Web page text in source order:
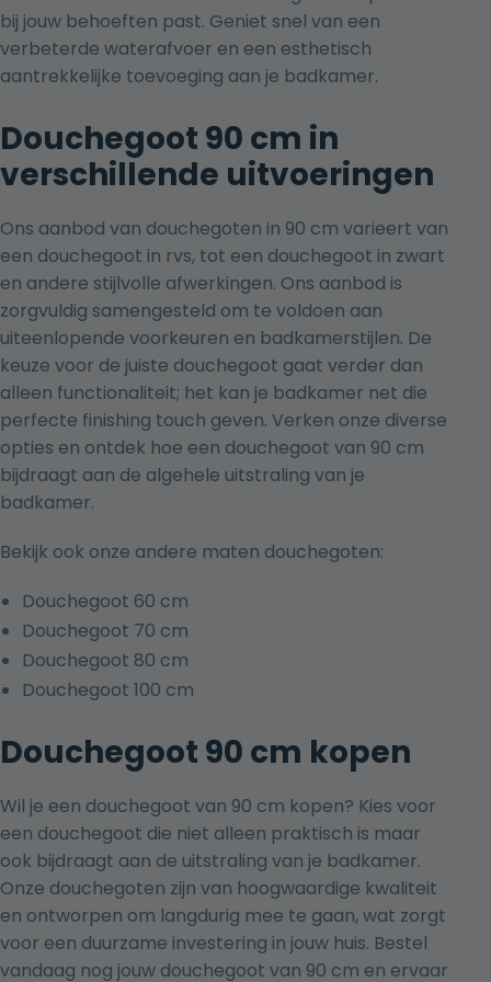
bij jouw behoeften past. Geniet snel van een
verbeterde waterafvoer en een esthetisch
aantrekkelijke toevoeging aan je badkamer.
Douchegoot 90 cm in
verschillende uitvoeringen
Ons aanbod van douchegoten in 90 cm varieert van
een douchegoot in rvs, tot een douchegoot in zwart
en andere stijlvolle afwerkingen. Ons aanbod is
zorgvuldig samengesteld om te voldoen aan
uiteenlopende voorkeuren en badkamerstijlen. De
keuze voor de juiste douchegoot gaat verder dan
alleen functionaliteit; het kan je badkamer net die
perfecte finishing touch geven. Verken onze diverse
opties en ontdek hoe een douchegoot van 90 cm
bijdraagt aan de algehele uitstraling van je
badkamer.
Bekijk ook onze andere maten douchegoten:
Douchegoot 60 cm
Douchegoot 70 cm
Douchegoot 80 cm
Douchegoot 100 cm
Douchegoot 90 cm kopen
Wil je een douchegoot van 90 cm kopen? Kies voor
een douchegoot die niet alleen praktisch is maar
ook bijdraagt aan de uitstraling van je badkamer.
Onze douchegoten zijn van hoogwaardige kwaliteit
en ontworpen om langdurig mee te gaan, wat zorgt
voor een duurzame investering in jouw huis. Bestel
vandaag nog jouw douchegoot van 90 cm en ervaar